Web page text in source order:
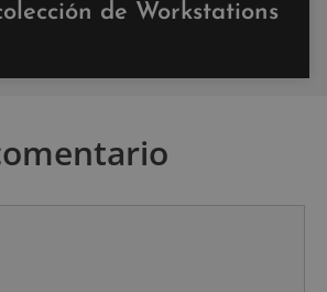
de Workstations